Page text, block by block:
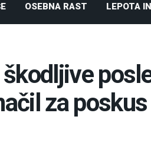
OSEBNA RAST LEPOTA
za